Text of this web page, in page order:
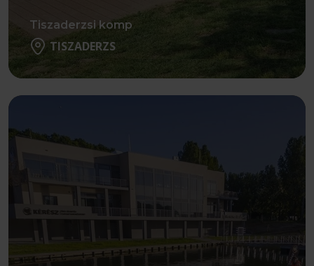
Tiszaderzsi komp
TISZADERZS